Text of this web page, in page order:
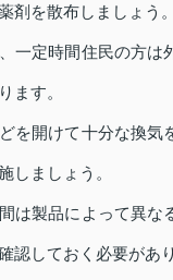
剤を散布しましょう。
一定時間住民の方は
ます。
を開けて十分な換気
しましょう。
は製品によって異な
認しておく必要があ